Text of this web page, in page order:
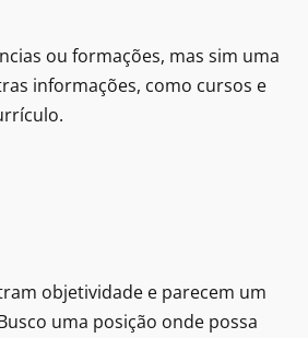
ou formações, mas sim uma
informações, como cursos e
objetividade e parecem um
uma posição onde possa